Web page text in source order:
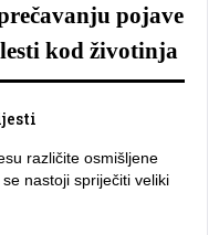
pojave
kod životinja
različite osmišljene
nastoji spriječiti veliki